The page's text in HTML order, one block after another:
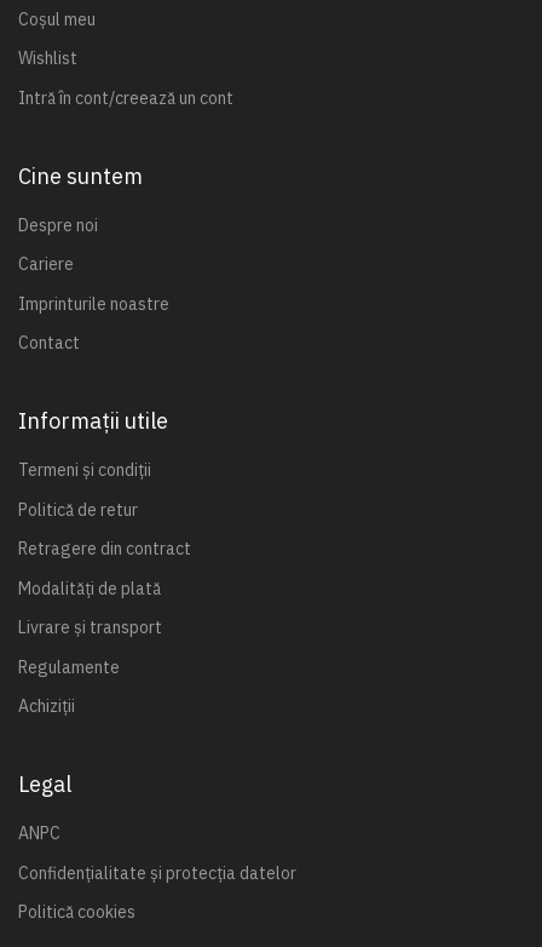
Coșul meu
Wishlist
Intră în cont/creează un cont
Cine suntem
Despre noi
Cariere
Imprinturile noastre
Contact
Informații utile
Termeni și condiții
Politică de retur
Retragere din contract
Modalități de plată
Livrare și transport
Regulamente
Achiziții
Legal
ANPC
Confidențialitate și protecția datelor
Politică cookies